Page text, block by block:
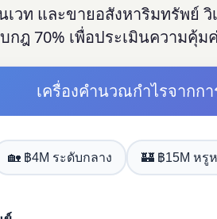
วท และขายอสังหาริมทรัพย์
กฎ 70% เพื่อประเมินความคุ้
เครื่องคำนวณกำไรจากก
🏡 ฿4M ระดับกลาง 🏰 ฿15M หรู